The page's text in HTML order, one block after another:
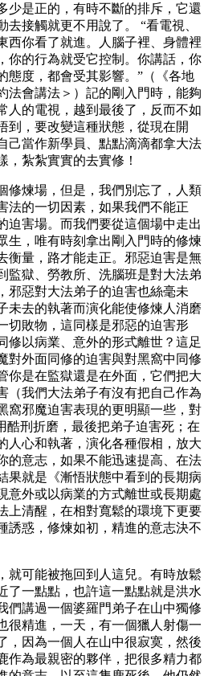
少是正的，有時不斷的排斥，它還
接觸就更不用說了。 “看電視、
西你看了就進。人腦子裡、身體裡
你的行為就受它控制。你講話，你
態度，都會受其影響。”（《各地
法會講法＞）記的剛入門時，能夠
人的電視，越到最後了，反而不如
到，要改變這種狀態，從現在開
己當作新學員、點點滴滴都拿大法
，紮紮實實的去實修！
修煉場，但是，我們別忘了，人類
法的一切因素，如果我們不能正
迫害場。而我們要從這個場中走出
生，唯有時刻拿出剛入門時的修煉
衡量，路才能走正。邪惡迫害是無
監獄、勞教所、洗腦班是對大法弟
邪惡對大法弟子的迫害也絲毫未
未去的執著而演化能使修煉人消磨
切敗物，這同樣是邪惡的迫害形
修以病業、意外的形式離世？這足
對外面同修的迫害與對黑窩中同修
你是在監獄還是在外面，它們把大
（我們大法弟子有沒有把自己作為
窩邪魔迫害表現的更明顯一些，對
酷刑折磨，最後把弟子迫害死；在
人心和執著，演化各種假相，放大
的意志，如果不能迅速提高、在法
果就是《漸悟狀態中看到的長期病
意外或以病業的方式離世或長期處
上清醒，在相對寬鬆的環境下更要
誘惑，修煉如初，精進的意志決不
就可能被拖回到人這兒。有時放鬆
了一點點，也許這一點點就是洪水
們講過一個婆羅門弟子在山中獨修
很精進，一天，有一個獵人射傷一
，因為一個人在山中很寂寞，然後
作為最親密的夥伴，把很多精力都